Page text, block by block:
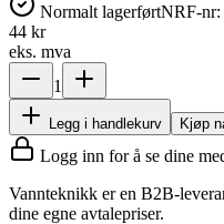
Normalt lagerførtNRF-nr:
44 kr
eks. mva
1
Legg i handlekurv Kjøp
Logg inn for å se dine
Vannteknikk er en B2B-
dine egne avtalepriser.